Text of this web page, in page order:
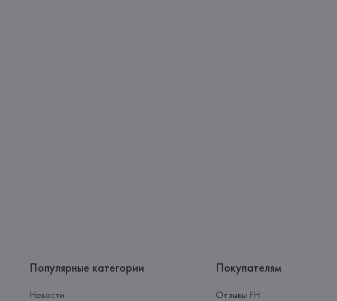
Популярные категории
Новости
Покупателям
Отзывы FH